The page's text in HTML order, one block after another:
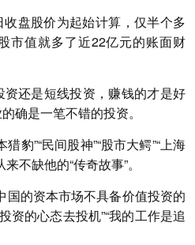
盘股价为起始计算，仅半个多
市值就多了近22亿元的账面财
还是短线投资，赚钱的才是好
确是一笔不错的投资。
豹”“民间股神”“股市大鳄”“上海
不缺他的“传奇故事”。
国的资本市场不具备价值投资的
资的心态去投机”“我的工作是追